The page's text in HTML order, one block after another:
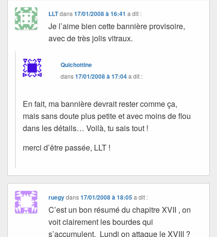
LLTdans17/01/2008 à 16:41 a dit :
Je l’aime bien cette bannière provisoire,
avec de très jolis vitraux.
Quichottine
dans17/01/2008 à 17:04a dit :
En fait, ma bannière devrait rester comme ça,
mais sans doute plus petite et avec moins de flou
dans les détails… Voilà, tu sais tout !
merci d’être passée, LLT !
ruegydans17/01/2008 à 18:05 a dit :
C’est un bon résumé du chapitre XVII , on
voit clairement les bourdes qui
s’accumulent. Lundi on attaque le XVIII ?